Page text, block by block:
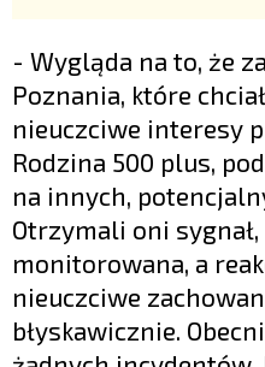
- Wygląda na to, że
Poznania, które
nieuczciwe interesy
Rodzina 500 plus,
na innych,
Otrzymali oni
monitorowana, a
nieuczciwe
błyskawicznie.